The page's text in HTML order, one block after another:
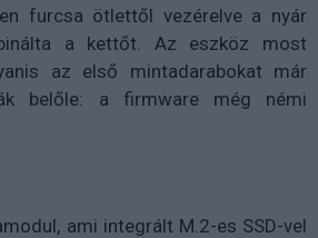
furcsa ötlettől vezérelve a nyár
a kettőt. Az eszköz most
az első mintadarabokat már
belőle: a firmware még némi
ami integrált M.2-es SSD-vel